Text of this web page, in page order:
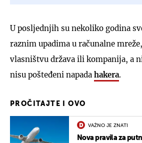
U posljednjih su nekoliko godina
raznim upadima u računalne
vlasništvu država ili kompanija, a
nisu pošteđeni napada hakera.
PROČITAJTE I OVO
VAŽNO JE ZNATI
Nova pravila za